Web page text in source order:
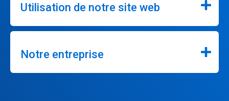
Utilisation de notre site web
Notre entreprise